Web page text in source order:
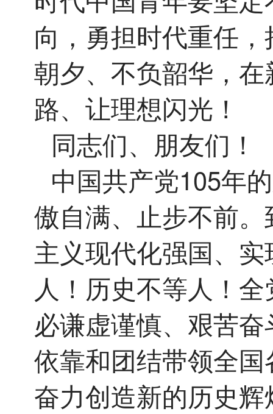
向，勇担时代重任
朝夕、不负韶华，
路、让理想闪光！
同志们、朋友们！
中国共产党105年
傲自满、止步不前
主义现代化强国、
人！历史不等人！
必谦虚谨慎、艰苦
依靠和团结带领全
奋力创造新的历史辉